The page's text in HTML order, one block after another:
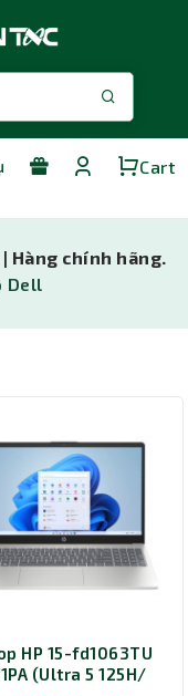
Cart
Hàng chính hãng.
Dell
HP 15-fd1063TU
(Ultra 5 125H/